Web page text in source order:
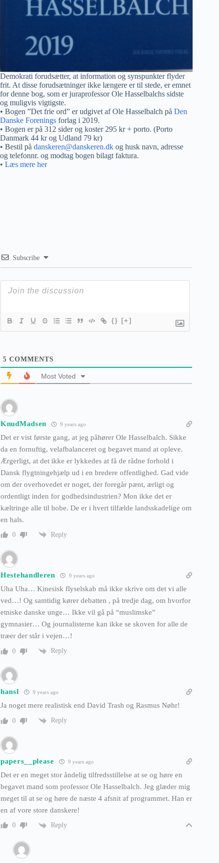
Demokrati forudsætter, at information og synspunkter flyder
frit. At disse forudsætninger ikke længere er til stede, er emnet
for denne bog, som er juraprofessor Ole Hasselbalchs sidste
og muligvis vigtigste.
• Bogen ”Det frie ord” er udgivet af Ole Hasselbalch på Den
Danske Forenings forlag i 2019.
• Bogen er på 312 sider og koster 295 kr + porto. (Porto
Danmark 44 kr og Udland 79 kr)
• Bestil på danskeren@danskeren.dk og husk navn, adresse
og telefonnr. og modtag bogen bilagt faktura.
• Læs mere her
Subscribe
{} [+]
5 COMMENTS
Most Voted
KnudMadsen 9 years ago
Det er vist første gang, at jeg påhører Ole Hasselbalch. Sikke
da en fornuftig, velafbalanceret og begavet mand at opleve.
Ærgerligt, at det ikke er lykkedes at få de rådne forhold i
Dansk flygtningehjælp ud i en bredere offentlighed. Gad vide
om der overhovedet er noget, der foregår pænt, ærligt og
ordentligt inden for godhedsindustrien? Mon ikke det er
kæltringe alle til hobe. De er i hvert tilfælde landsskadelige om
en hals.
0 Reply
Hestehandleren 9 years ago
Uha Uha… Kinesisk flyselskab må ikke skrive om det vi alle
ved…! Og samtidig kører debatten , på tredje dag, om hvorfor
etniske danske unge… Ikke vil gå på “muslimske”
gymnasier… Og journalisterne kan ikke se skoven for alle de
træer der står i vejen…!
0 Reply
hansl 9 years ago
Ja noget mere realistisk end David Trash og Rasmus Nøhr!
0 Reply
papers__please 9 years ago
Det er en meget stor åndelig tilfredsstillelse at se og høre en
begavet mand som professor Ole Hasselbalch. Jeg glæder mig
meget til at se og høre de næste 4 afsnit af programmet. Han er
en af vore store danskere!
0 Reply